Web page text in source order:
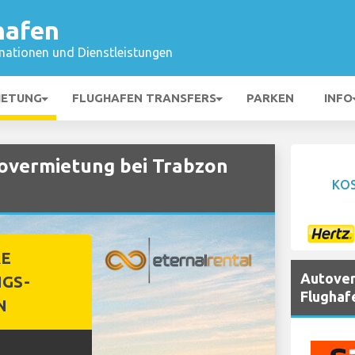
und Dienstleistungen
FLUGHAFEN TRANSFERS PARKEN INFO
bei Trabzon